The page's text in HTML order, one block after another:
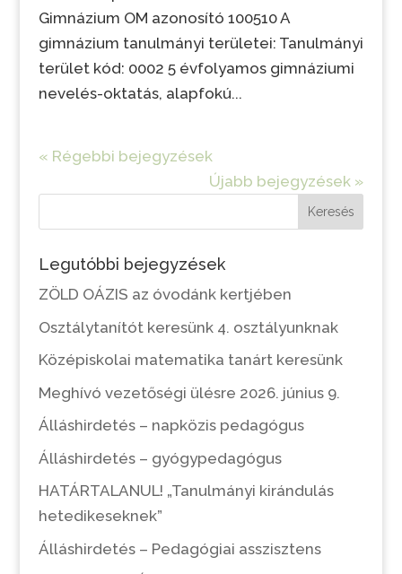
Gimnázium OM azonosító 100510 A
gimnázium tanulmányi területei: Tanulmányi
terület kód: 0002 5 évfolyamos gimnáziumi
nevelés-oktatás, alapfokú...
« Régebbi bejegyzések
Újabb bejegyzések »
Keresés
Legutóbbi bejegyzések
ZÖLD OÁZIS az óvodánk kertjében
Osztálytanítót keresünk 4. osztályunknak
Középiskolai matematika tanárt keresünk
Meghívó vezetőségi ülésre 2026. június 9.
Álláshirdetés – napközis pedagógus
Álláshirdetés – gyógypedagógus
HATÁRTALANUL! „Tanulmányi kirándulás
hetedikeseknek”
Álláshirdetés – Pedagógiai asszisztens